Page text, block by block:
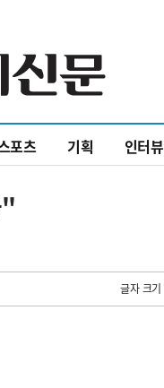
포츠 기획 인터뷰
글자 크기